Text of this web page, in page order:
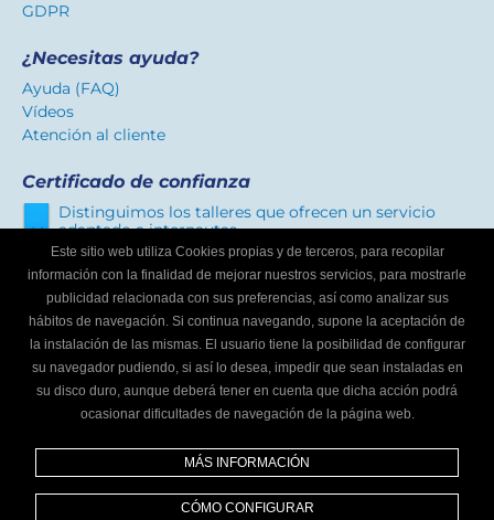
GDPR
¿Necesitas ayuda?
Ayuda (FAQ)
Vídeos
Atención al cliente
Certificado de confianza
Distinguimos los talleres que ofrecen un servicio
adaptado a internautas.
¿Eres un taller mecánico?
Escríbenos y te informaremos cómo formar parte de
Buscador de talleres.
Infórmate
Síguenos
Este sitio web utiliza Cookies propias y de terceros, para recopilar
información con la finalidad de mejorar nuestros servicios, para mostrarle
publicidad relacionada con sus preferencias, así como analizar sus
hábitos de navegación. Si continua navegando, supone la aceptación de
la instalación de las mismas. El usuario tiene la posibilidad de configurar
su navegador pudiendo, si así lo desea, impedir que sean instaladas en
su disco duro, aunque deberá tener en cuenta que dicha acción podrá
ocasionar dificultades de navegación de la página web.
MÁS INFORMACIÓN
CÓMO CONFIGURAR